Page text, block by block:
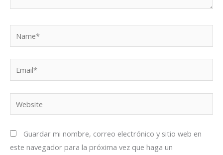
Guardar mi nombre, correo electrónico y sitio web en
este navegador para la próxima vez que haga un